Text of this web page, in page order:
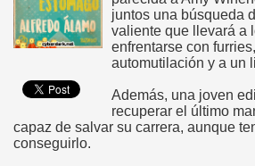
juntos una búsqueda
valiente que llevará a
enfrentarse con
automutilación y a un
Además, una joven
recuperar el último
capaz de salvar su carrera, aunque
conseguirlo.